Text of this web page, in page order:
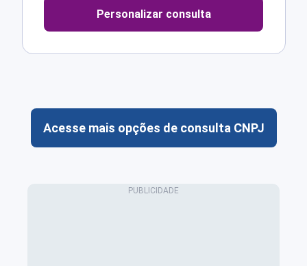
Personalizar consulta
Acesse mais opções de consulta CNPJ